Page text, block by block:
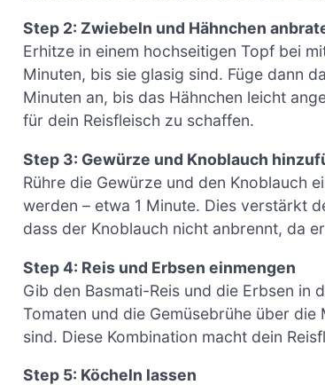
Step 2: Zwiebeln und Hähnchen
Erhitze in einem hochseitigen Topf bei
Minuten, bis sie glasig sind. Füge dann
Minuten an, bis das Hähnchen leicht
für dein Reisfleisch zu schaffen.
Step 3: Gewürze und Knoblauch
Rühre die Gewürze und den Knoblauch
werden – etwa 1 Minute. Dies verstärkt
dass der Knoblauch nicht anbrennt, da
Step 4: Reis und Erbsen einmengen
Gib den Basmati-Reis und die Erbsen in
Tomaten und die Gemüsebrühe über
sind. Diese Kombination macht dein
Step 5: Köcheln lassen